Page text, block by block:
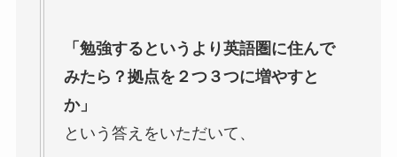
「勉強するというより英語圏に住んで
みたら？拠点を２つ３つに増やすと
か」
という答えをいただいて、